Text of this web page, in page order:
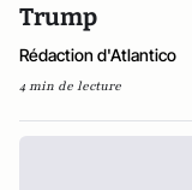
Trump
Rédaction d'Atlantico
4 min de lecture